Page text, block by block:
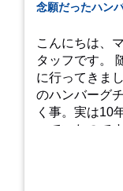
念願だったハン
こんにちは、
タッフです。 随分前の事なのですが、静岡へ旅行
に行ってきま
のハンバーグ
く事。実は10
っていたので
って待機する
らった整理券